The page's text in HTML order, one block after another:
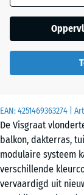
EAN:4251469363274 |
De Visgraat
balkon, dakterras,
modulaire systeem
verschillende
vervaardigd uit